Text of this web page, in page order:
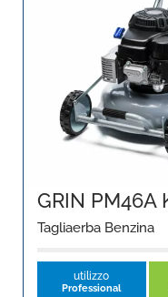
GRIN PM46A
Tagliaerba Benzina
utilizzo
Professional